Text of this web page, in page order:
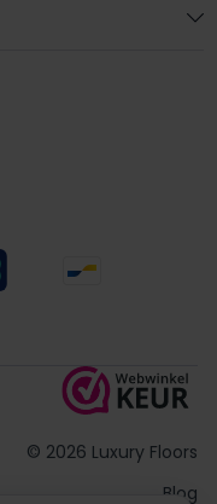
© 2026 Luxury Floors
Blog